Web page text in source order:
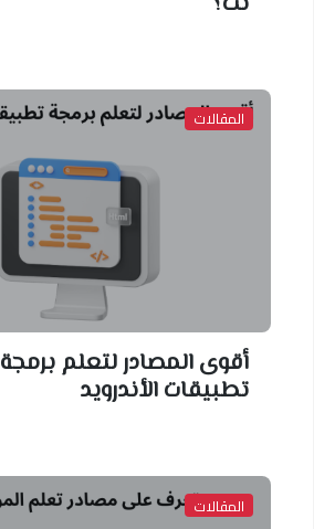
المقالات
أقوى المصادر لتعلم برمجة
تطبيقات الأندرويد
المقالات